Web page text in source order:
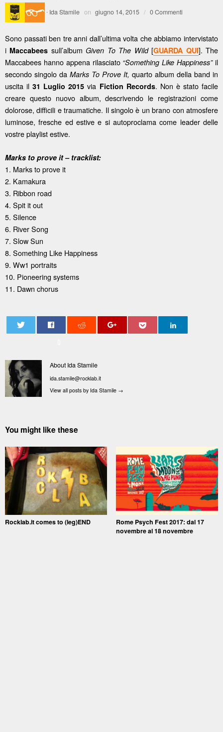
· Ida Stamile on giugno 14, 2015 / 0 Commenti
Sono passati ben tre anni dall’ultima volta che abbiamo intervistato
i Maccabees sull’album Given To The Wild[GUARDA QUI]. The
Maccabees hanno appena rilasciato “Something Like Happiness”il
secondo singolo da Marks To Prove It, quarto album della band in
uscita il31 Luglio 2015 via Fiction Records. Non è stato facile
creare questo nuovo album, descrivendo le registrazioni come
dolorose, difficili e traumatiche. Il singolo è un brano con atmosfere
luminose, fresche ed estive e si autoproclama come leader delle
vostre playlist estive.
Marks to prove it – tracklist:
1. Marks to prove it
2. Kamakura
3. Ribbon road
4. Spit it out
5. Silence
6. River Song
7. Slow Sun
8. Something Like Happiness
9. Ww1 portraits
10. Pioneering systems
11. Dawn chorus
About Ida Stamile
ida.stamile@rocklab.it
View all posts by Ida Stamile →
You might like these
Rocklab.it comes to (leg)END
Rome Psych Fest 2017: dal 17
novembre al 18 novembre